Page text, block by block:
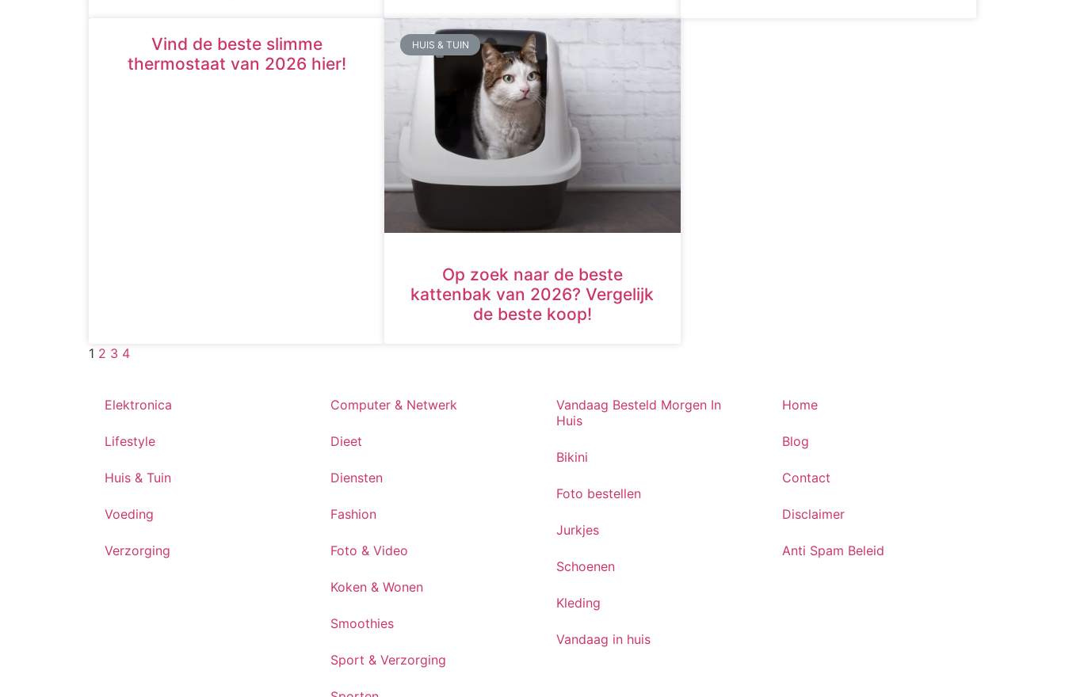
Vind de beste slimme
thermostaat van 2026 hier!
HUIS & TUIN
Op zoek naar de beste
kattenbak van 2026? Vergelijk
de beste koop!
1 2 3 4
Elektronica
Lifestyle
Huis & Tuin
Voeding
Verzorging
Computer & Netwerk
Dieet
Diensten
Fashion
Foto & Video
Koken & Wonen
Smoothies
Sport & Verzorging
Vandaag Besteld Morgen In
Huis
Bikini
Foto bestellen
Jurkjes
Schoenen
Kleding
Vandaag in huis
Home
Blog
Contact
Disclaimer
Anti Spam Beleid